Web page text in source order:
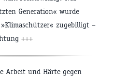
Generation« wurde
zugebilligt –
+++
Arbeit und Härte gegen